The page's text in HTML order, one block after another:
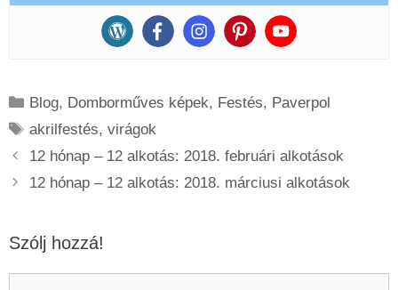
Kategória
Blog, Domborműves képek, Festés, Paverpol
Címkék
akrilfestés,virágok
12 hónap – 12 alkotás: 2018. februári alkotások
12 hónap – 12 alkotás: 2018. márciusi alkotások
Szólj hozzá!